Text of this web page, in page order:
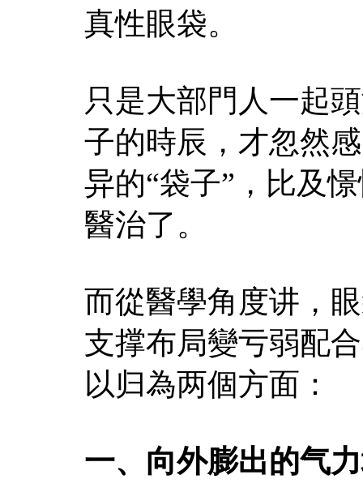
真性眼袋。
只是大部門人一起
子的時辰，才忽然
异的“袋子”，比及
醫治了。
而從醫學角度讲，
支撑布局變亏弱配
以归為两個方面：
一、向外膨出的气